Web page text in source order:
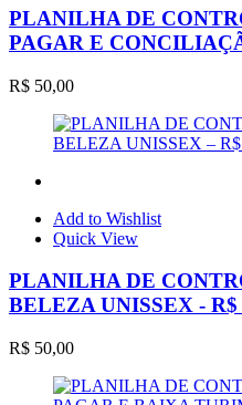
PLANILHA DE
PAGAR E
R$ 50,00
Add to Wishlist
Quick View
PLANILHA DE
BELEZA UNISSEX - R$
R$ 50,00